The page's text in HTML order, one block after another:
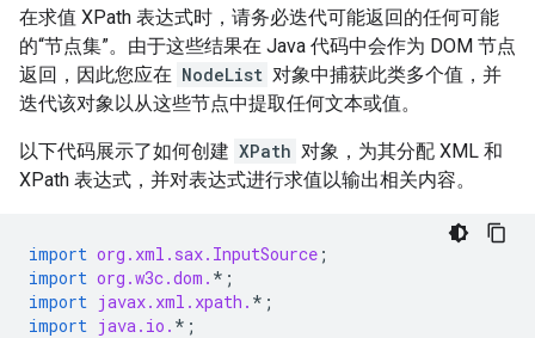
在求值 XPath 表达式时，请务必迭代可能返回的任何可能
的“节点集”。由于这些结果在 Java 代码中会作为 DOM 节点
返回，因此您应在 NodeList 对象中捕获此类多个值，并
迭代该对象以从这些节点中提取任何文本或值。
以下代码展示了如何创建 XPath 对象，为其分配 XML 和
XPath 表达式，并对表达式进行求值以输出相关内容。
import org.xml.sax.InputSource ;
import org.w3c.dom. * ;
import javax.xml.xpath. * ;
import java.io. * ;